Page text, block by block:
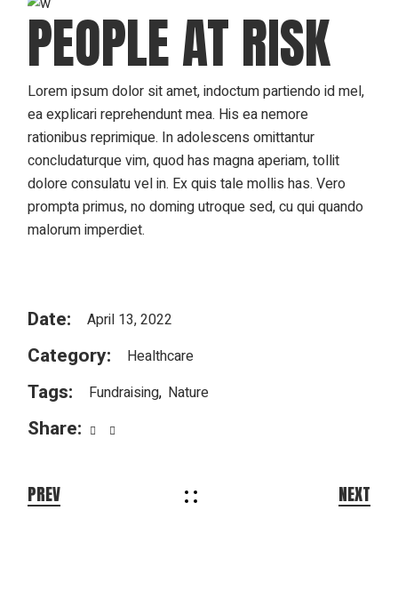
PEOPLE AT RISK
Lorem ipsum dolor sit amet, indoctum partiendo id mel,
ea explicari reprehendunt mea. His ea nemore
rationibus reprimique. In adolescens omittantur
concludaturque vim, quod has magna aperiam, tollit
dolore consulatu vel in. Ex quis tale mollis has. Vero
prompta primus, no doming utroque sed, cu qui quando
malorum imperdiet.
Date: April 13, 2022
Category: Healthcare
Tags: Fundraising Nature
Share:
PREV NEXT